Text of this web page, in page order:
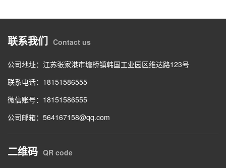
联系我们 Contact us
公司地址：江苏张家港市塘桥镇韩国工业园区维达路123号
联系电话：18151586555
微信账号：18151586555
公司邮箱：564167158@qq.com
二维码 QR code